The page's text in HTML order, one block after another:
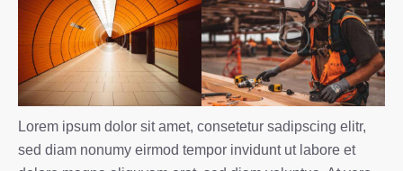
Lorem ipsum dolor sit amet, consetetur sadipscing elitr,
sed diam nonumy eirmod tempor invidunt ut labore et